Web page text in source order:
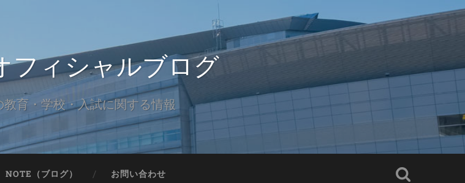
フィシャルブログ
育・学校・入試に関する情報
NOTE（ブログ） お問い合わせ